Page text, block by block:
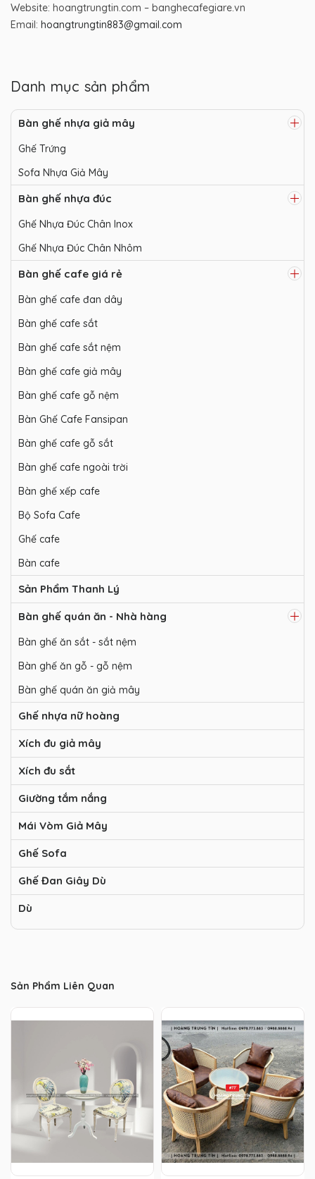
Website: hoangtrungtin.com – banghecafegiare.vn
Email: hoangtrungtin883@gmail.com
Danh mục sản phẩm
Bàn ghế nhựa giả mây
Ghế Trứng
Sofa Nhựa Giả Mây
Bàn ghế nhựa đúc
Ghế Nhựa Đúc Chân Inox
Ghế Nhựa Đúc Chân Nhôm
Bàn ghế cafe giá rẻ
Bàn ghế cafe đan dây
Bàn ghế cafe sắt
Bàn ghế cafe sắt nệm
Bàn ghế cafe giả mây
Bàn ghế cafe gỗ nệm
Bàn Ghế Cafe Fansipan
Bàn ghế cafe gỗ sắt
Bàn ghế cafe ngoài trời
Bàn ghế xếp cafe
Bộ Sofa Cafe
Ghế cafe
Bàn cafe
Sản Phẩm Thanh Lý
Bàn ghế quán ăn - Nhà hàng
Bàn ghế ăn sắt - sắt nệm
Bàn ghế ăn gỗ - gỗ nệm
Bàn ghế quán ăn giả mây
Ghế nhựa nữ hoàng
Xích đu giả mây
Xích đu sắt
Giường tắm nắng
Mái Vòm Giả Mây
Ghế Sofa
Ghế Đan Giây Dù
Dù
Sản Phẩm Liên Quan